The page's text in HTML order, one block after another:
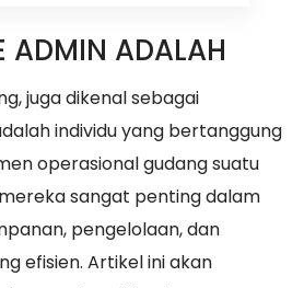
ADMIN ADALAH
juga dikenal sebagai
individu yang bertanggung
operasional gudang suatu
sangat penting dalam
pengelolaan, dan
efisien. Artikel ini akan